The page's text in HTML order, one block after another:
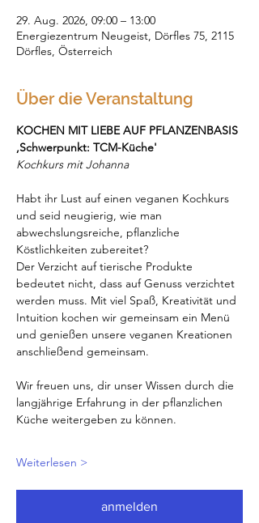
29. Aug. 2026, 09:00 – 13:00
Energiezentrum Neugeist, Dörfles 75, 2115
Dörfles, Österreich
Über die Veranstaltung
KOCHEN MIT LIEBE AUF PFLANZENBASIS
,Schwerpunkt: TCM-Küche'
Kochkurs mit Johanna
Habt ihr Lust auf einen veganen Kochkurs
und seid neugierig, wie man
abwechslungsreiche, pflanzliche
Köstlichkeiten zubereitet?
Der Verzicht auf tierische Produkte
bedeutet nicht, dass auf Genuss verzichtet
werden muss. Mit viel Spaß, Kreativität und
Intuition kochen wir gemeinsam ein Menü
und genießen unsere veganen Kreationen
anschließend gemeinsam.
Wir freuen uns, dir unser Wissen durch die
langjährige Erfahrung in der pflanzlichen
Küche weitergeben zu können.
Weiterlesen >
anmelden